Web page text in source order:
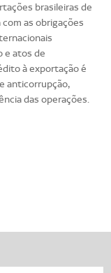
brasileiras de
as obrigações
e atos de
à exportação é
anticorrupção,
das operações.